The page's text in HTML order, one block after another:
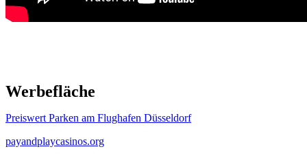
Werbefläche
Preiswert Parken am Flughafen Düsseldorf
payandplaycasinos.org